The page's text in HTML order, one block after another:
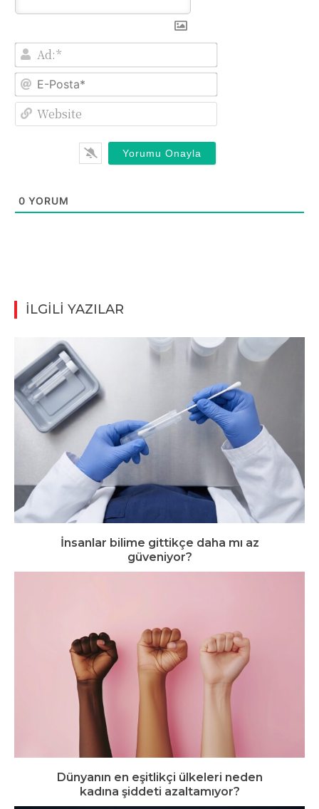
Ad:*
E-
0 YORUM
İLGİLİ YAZILAR
İnsanlar bilime gittikçe daha mı az
güveniyor?
Dünyanın en eşitlikçi ülkeleri neden
kadına şiddeti azaltamıyor?